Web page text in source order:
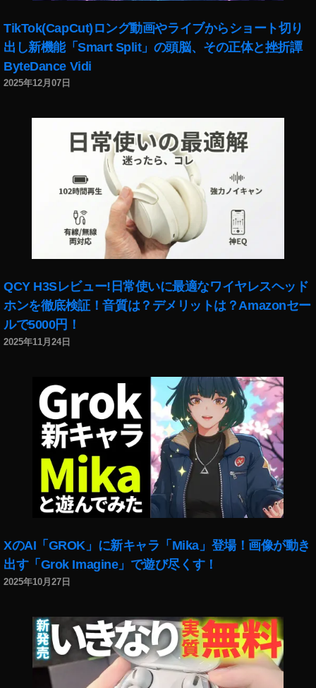
TikTok(CapCut)ロング動画やライブからショート切り
出し新機能「Smart Split」の頭脳、その正体と挫折譚
ByteDance Vidi
2025年12月07日
QCY H3Sレビュー!日常使いに最適なワイヤレスヘッド
ホンを徹底検証！音質は？デメリットは？Amazonセー
ルで5000円！
2025年11月24日
XのAI「GROK」に新キャラ「Mika」登場！画像が動き
出す「Grok Imagine」で遊び尽くす！
2025年10月27日